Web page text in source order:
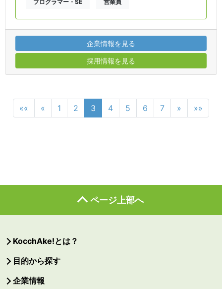
プログラマー・SE 営業員
企業情報を見る
採用情報を見る
«« « 1 2 3 4 5 6 7 » »»
ページ上部へ
KocchAke!とは？
目的から探す
企業情報